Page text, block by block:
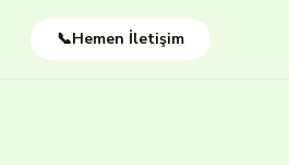
📞Hemen İletişim